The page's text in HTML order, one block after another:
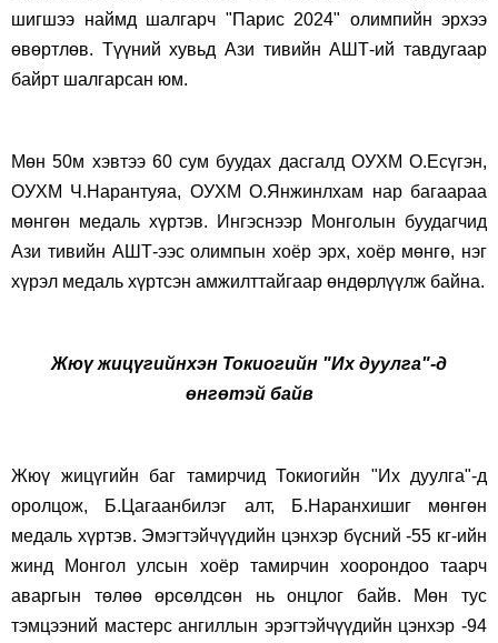
шигшээ наймд шалгарч "Парис 2024" олимпийн эрхээ
өвөртлөв. Түүний хувьд Ази тивийн АШТ-ий тавдугаар
байрт шалгарсан юм.
Мөн 50м хэвтээ 60 сум буудах дасгалд ОУХМ О.Есүгэн,
ОУХМ Ч.Нарантуяа, ОУХМ О.Янжинлхам нар багаараа
мөнгөн медаль хүртэв. Ингэснээр Монголын буудагчид
Ази тивийн АШТ-ээс олимпын хоёр эрх, хоёр мөнгө, нэг
хүрэл медаль хүртсэн амжилттайгаар өндөрлүүлж байна.
Жюү жицүгийнхэн Токиогийн "Их дуулга"-д
өнгөтэй байв
Жюү жицүгийн баг тамирчид Токиогийн "Их дуулга"-д
оролцож, Б.Цагаанбилэг алт, Б.Наранхишиг мөнгөн
медаль хүртэв. Эмэгтэйчүүдийн цэнхэр бүсний -55 кг-ийн
жинд Монгол улсын хоёр тамирчин хоорондоо таарч
аваргын төлөө өрсөлдсөн нь онцлог байв. Мөн тус
тэмцээний мастерс ангиллын эрэгтэйчүүдийн цэнхэр -94